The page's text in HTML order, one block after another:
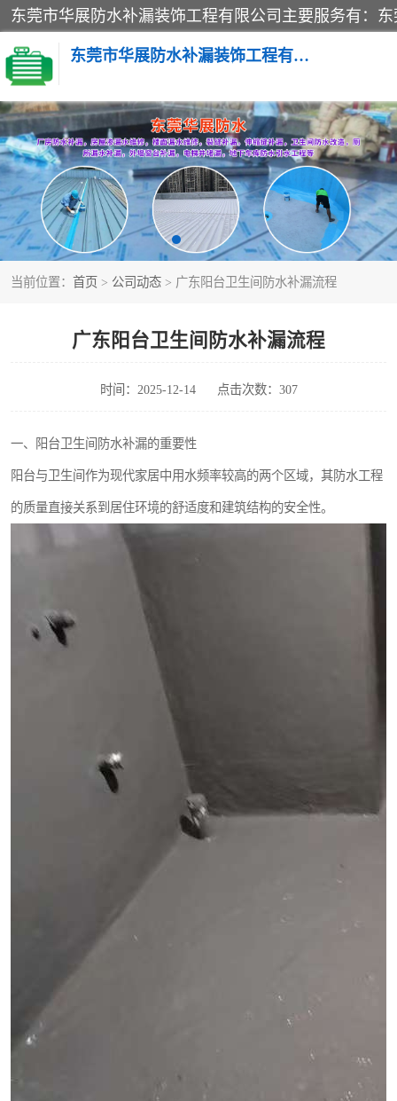
东莞市华展防水补漏装饰工程有限公司
当前位置： 首页 > 公司动态 > 广东阳台卫生间防水补漏流程
广东阳台卫生间防水补漏流程
时间：2025-12-14 点击次数：307
一、阳台卫生间防水补漏的重要性
阳台与卫生间作为现代家居中用水频率较高的两个区域，其防水工程
的质量直接关系到居住环境的舒适度和建筑结构的安全性。
楼面防水补漏
阳台卫生间防水补漏
金属房搭建及补漏